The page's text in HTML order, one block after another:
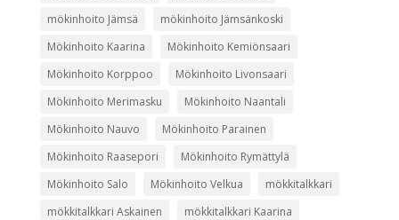
mökinhoito Jämsä
mökinhoito Jämsänkoski
Mökinhoito Kaarina
Mökinhoito Kemiönsaari
Mökinhoito Korppoo
Mökinhoito Livonsaari
Mökinhoito Merimasku
Mökinhoito Naantali
Mökinhoito Nauvo
Mökinhoito Parainen
Mökinhoito Raasepori
Mökinhoito Rymättylä
Mökinhoito Salo
Mökinhoito Velkua
mökkitalkkari
mökkitalkkari Askainen
mökkitalkkari Kaarina